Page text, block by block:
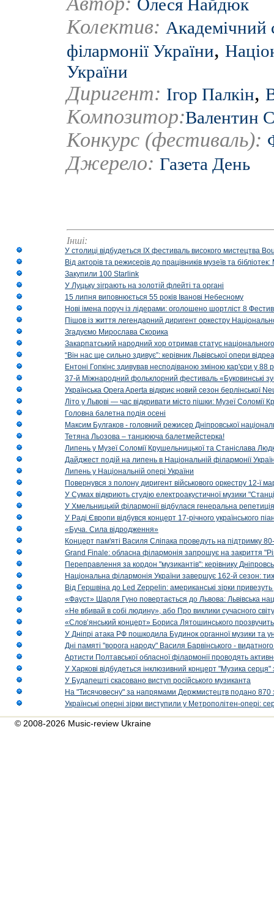
Олеся Найдюк
Колектив: Академічний
філармонії України,
України
Диригент: Ігор Палкін,
Композитор:Валентин
Конкурс (фестиваль):
Джерело: Газета День
Інші:
У столиці відбудеться IX фестиваль високого мистецтва
Від акторів та режисерів до працівників музеїв та
Закупили 100 Starlink
У Луцьку зіграють на золотій флейті та органі
15 липня виповнюється 55 років Іванові Небесному
Нові імена поруч із лідерами: оголошено шортліст 8
Пішов із життя легендарний диригент оркестру
Згадуємо Мирослава Скорика
Закарпатський народний хор отримав статус національного
“Він нас ще сильно здивує”: керівник Львівської опери
Ентоні Гопкінс здивував несподіваною зміною кар'єри у 88
37-й Міжнародний фольклорний фестиваль «Буковинські
Українська Opera Aperta відкриє новий сезон берлінської
Літо у Львові — час відкривати місто пішки: Музеї Соломії
Головна балетна подія осені
Максим Булгаков - головний режисер Дніпровської
Тетяна Льозова – танцююча балетмейстерка!
Липень у Музеї Соломії Крушельницької та Станіслава
Дайджест подій на липень в Національній філармонії
Липень у Національній опері України
Повернувся з полону диригент військового оркестру 12-ї
У Сумах відкриють студію електроакустичної музики
У Хмельницькій філармонії відбулася генеральна
У Раді Європи відбувся концерт 17-річного українського
«Буча. Сила відродження»
Концерт пам'яті Василя Сліпака проведуть на підтримку
Grand Finale: обласна філармонія запрошує на закриття
Переправлення за кордон "музикантів": керівнику
Національна філармонія України завершує 162-й сезон:
Від Гершвіна до Led Zeppelin: американські зірки
«Фауст» Шарля Гуно повертається до Львова: Львівська
«Не вбивай в собі людину», або Про виклики сучасного світу
«Слов’янський концерт» Бориса Лятошинського
У Дніпрі атака РФ пошкодила Будинок органної музики та
Дні памяті "ворога народу" Василя Барвінського -
Артисти Полтавської обласної філармонії проводять
У Харкові відбудеться інклюзивний концерт "Музика
У Будапешті скасовано виступ російського музиканта
На "Тисячовесну" за напрямами Держмистецтв подано 870
Українські оперні зірки виступили у Метрополітен-опері:
© 2008-2026 Music-review Ukraine